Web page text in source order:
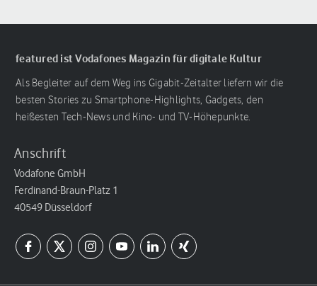
featured ist Vodafones Magazin für digitale Kultur
Als Begleiter auf dem Weg ins Gigabit-Zeitalter liefern wir die
besten Stories zu Smartphone-Highlights, Gadgets, den
heißesten Tech-News und Kino- und TV-Höhepunkte.
Anschrift
Vodafone GmbH
Ferdinand-Braun-Platz 1
40549 Düsseldorf